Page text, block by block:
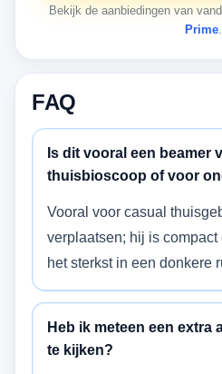
Bekijk de aanbiedingen van
Prime.
FAQ
Is dit vooral een beamer
thuisbioscoop of voor
Vooral voor casual
verplaatsen; hij is
het sterkst in een donkere
Heb ik meteen een extra
te kijken?